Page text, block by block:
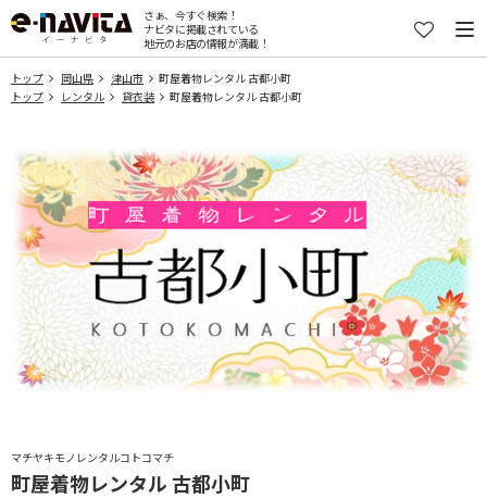
さぁ、今すぐ検索！
ナビタに掲載されている
地元のお店の情報が満載！
トップ 岡山県 津山市
町屋着物レンタル 古都小町
トップ
レンタル 貸衣装 町屋着物レンタル 古都小町
マチヤキモノレンタルコトコマチ
町屋着物レンタル 古都小町